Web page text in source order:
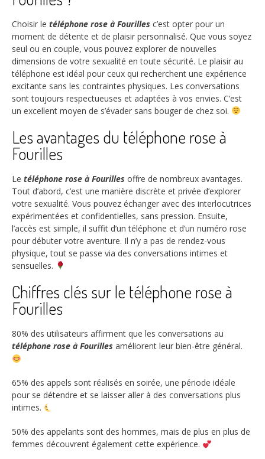
Choisir le téléphone rose à Fourilles c’est opter pour un
moment de détente et de plaisir personnalisé. Que vous soyez
seul ou en couple, vous pouvez explorer de nouvelles
dimensions de votre sexualité en toute sécurité. Le plaisir au
téléphone est idéal pour ceux qui recherchent une expérience
excitante sans les contraintes physiques. Les conversations
sont toujours respectueuses et adaptées à vos envies. C’est
un excellent moyen de s’évader sans bouger de chez soi.
Les avantages du téléphone rose à
Fourilles
Le téléphone rose à Fourilles offre de nombreux avantages.
Tout d’abord, c’est une manière discrète et privée d’explorer
votre sexualité. Vous pouvez échanger avec des interlocutrices
expérimentées et confidentielles, sans pression. Ensuite,
l’accès est simple, il suffit d’un téléphone et d’un numéro rose
pour débuter votre aventure. Il n’y a pas de rendez-vous
physique, tout se passe via des conversations intimes et
sensuelles.
Chiffres clés sur le téléphone rose à
Fourilles
80% des utilisateurs affirment que les conversations au
téléphone rose à Fourilles améliorent leur bien-être général.
65% des appels sont réalisés en soirée, une période idéale
pour se détendre et se laisser aller à des conversations plus
intimes.
50% des appelants sont des hommes, mais de plus en plus de
femmes découvrent également cette expérience.